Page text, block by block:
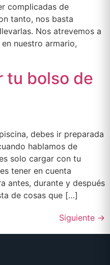
complicadas de
tanto, nos basta
Nos atrevemos a
nuestro armario,
tu bolso de
debes ir preparada
hablamos de
solo cargar con tu
tener en cuenta
antes, durante y después
de cosas que […]
Siguiente →